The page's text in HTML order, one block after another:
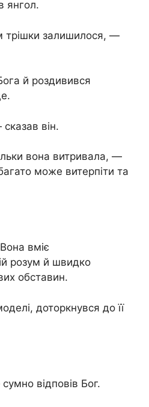
янгол.
трішки залишилося, —
й роздивився
він.
вона витривала, —
може витерпіти та
вміє
розум й швидко
обставин.
доторкнувся до її
відповів Бог.